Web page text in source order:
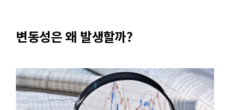
변동성은 왜 발생할까?